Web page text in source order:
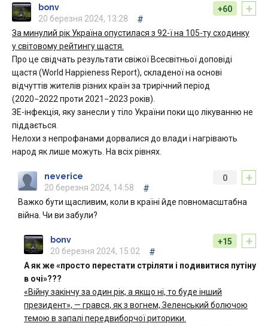
+
+60
bonv
20 березня 2024, 13:28
#
За минулий рік Україна опустилася з 92-ї на 105-ту сходинку
у світовому рейтингу щастя.
Про це свідчать результати свіжої Всесвітньої доповіді
щастя (World Happieness Report), складеної на основі
відчуттів жителів різних країн за трирічний період
(2020−2022 проти 2021−2023 років).
ЗЕ-інфекція, яку занесли у тіло України поки що лікуванню не
піддається.
Нелохи з непрофанами дорвалися до влади і нагрівають
народ як лише можуть. На всіх рівнях.
+
0
neverice
20 березня 2024, 14:58
#
Важко бути щасливим, коли в країні йде повномасштабна
війна. Чи ви забули?
+
+15
bonv
20 березня 2024, 15:02
#
А як же «просто перестати стріляти і подивитися путіну
в очі»???
«Війну закінчу за один рік, а якщо ні, то буде інший
президент», — грався, як з вогнем, Зеленський болючою
темою в запалі передвиборчої риторики.